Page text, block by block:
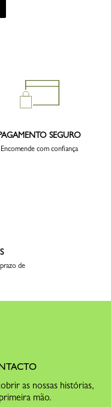
SEGURO
Encomende com confiança
de
as nossas histórias,
mão.